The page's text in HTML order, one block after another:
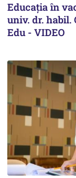
Educația în
univ. dr. habil.
Edu - VIDEO